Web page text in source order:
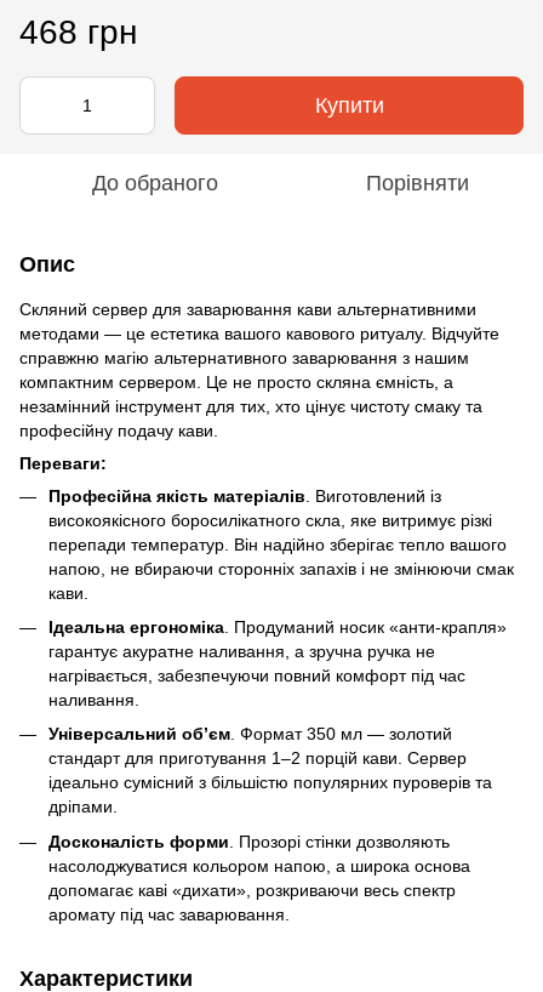
468 грн
Купити
До обраного Порівняти
Опис
Скляний сервер для заварювання кави альтернативними
методами — це естетика вашого кавового ритуалу. Відчуйте
справжню магію альтернативного заварювання з нашим
компактним сервером. Це не просто скляна ємність, а
незамінний інструмент для тих, хто цінує чистоту смаку та
професійну подачу кави.
Переваги:
Професійна якість матеріалів . Виготовлений із
високоякісного боросилікатного скла, яке витримує різкі
перепади температур. Він надійно зберігає тепло вашого
напою, не вбираючи сторонніх запахів і не змінюючи смак
кави.
Ідеальна ергономіка . Продуманий носик «анти-крапля»
гарантує акуратне наливання, а зручна ручка не
нагрівається, забезпечуючи повний комфорт під час
наливання.
Універсальний об’єм. Формат 350 мл — золотий
стандарт для приготування 1–2 порцій кави. Сервер
ідеально сумісний з більшістю популярних пуроверів та
дріпами.
Досконалість форми . Прозорі стінки дозволяють
насолоджуватися кольором напою, а широка основа
допомагає каві «дихати», розкриваючи весь спектр
аромату під час заварювання.
Характеристики